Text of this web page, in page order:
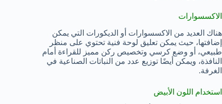
الاكسسوارات
هناك العديد من الاكسسوارات أو الديكورات التي يمكن
إضافتها، حيث يمكن تعليق لوحة فنية تحتوي على منظر
طبيعي، أو وضع كرسي وتخصيص ركن مميز للقراءة أمام
النافذة، ويمكن أيضًا توزيع عدد من النباتات الصناعية في
الغرفة.
استخدام اللون الأبيض